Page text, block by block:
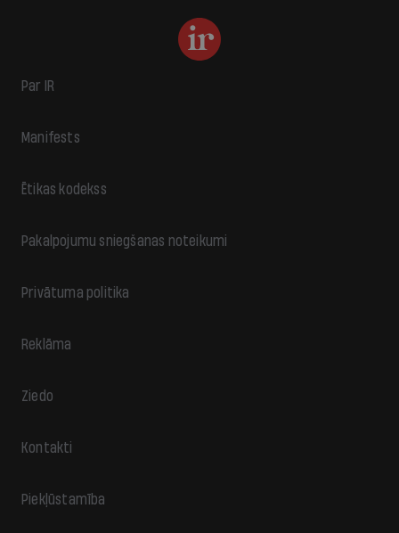
Par IR
Manifests
Ētikas kodekss
Pakalpojumu sniegšanas noteikumi
Privātuma politika
Reklāma
Ziedo
Kontakti
Piekļūstamība